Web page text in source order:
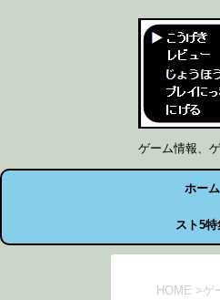
ゲーム情報、
ホーム
スト5特
HOME >ゲ